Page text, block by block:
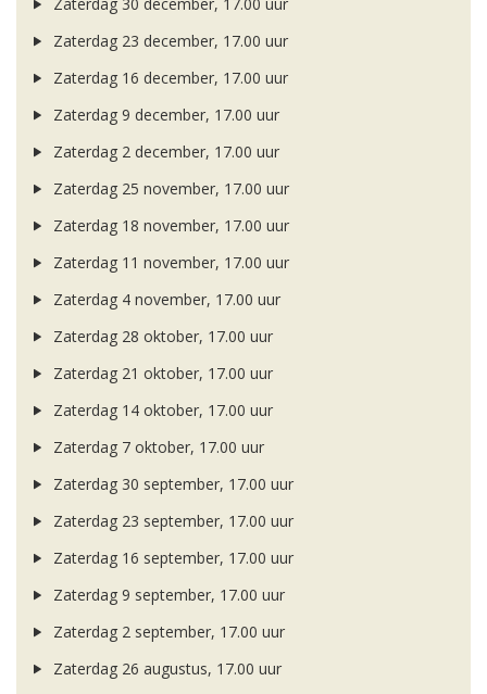
Zaterdag 30 december, 17.00 uur
Zaterdag 23 december, 17.00 uur
Zaterdag 16 december, 17.00 uur
Zaterdag 9 december, 17.00 uur
Zaterdag 2 december, 17.00 uur
Zaterdag 25 november, 17.00 uur
Zaterdag 18 november, 17.00 uur
Zaterdag 11 november, 17.00 uur
Zaterdag 4 november, 17.00 uur
Zaterdag 28 oktober, 17.00 uur
Zaterdag 21 oktober, 17.00 uur
Zaterdag 14 oktober, 17.00 uur
Zaterdag 7 oktober, 17.00 uur
Zaterdag 30 september, 17.00 uur
Zaterdag 23 september, 17.00 uur
Zaterdag 16 september, 17.00 uur
Zaterdag 9 september, 17.00 uur
Zaterdag 2 september, 17.00 uur
Zaterdag 26 augustus, 17.00 uur